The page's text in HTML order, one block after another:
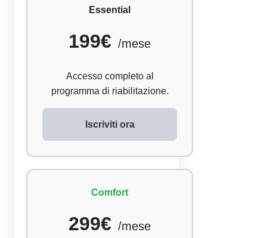
Essential
199€
Accesso completo al
programma di riabilitazione.
Iscriviti ora
Comfort
299€